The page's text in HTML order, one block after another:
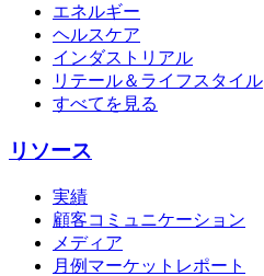
エネルギー
ヘルスケア
インダストリアル
リテール＆ライフスタイル
すべてを見る
リソース
実績
顧客コミュニケーション
メディア
月例マーケットレポート